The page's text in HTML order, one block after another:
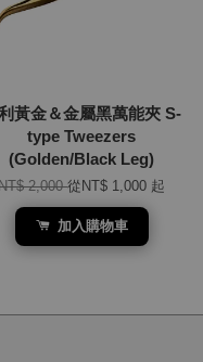
黃金＆金屬黑萬能夾 S-
type Tweezers
(Golden/Black Leg)
2,000從 NT$ 1,000 起
加入購物車